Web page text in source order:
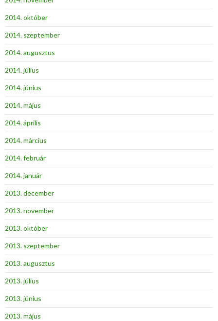
2014. október
2014. szeptember
2014. augusztus
2014. július
2014. június
2014. május
2014. április
2014. március
2014. február
2014. január
2013. december
2013. november
2013. október
2013. szeptember
2013. augusztus
2013. július
2013. június
2013. május